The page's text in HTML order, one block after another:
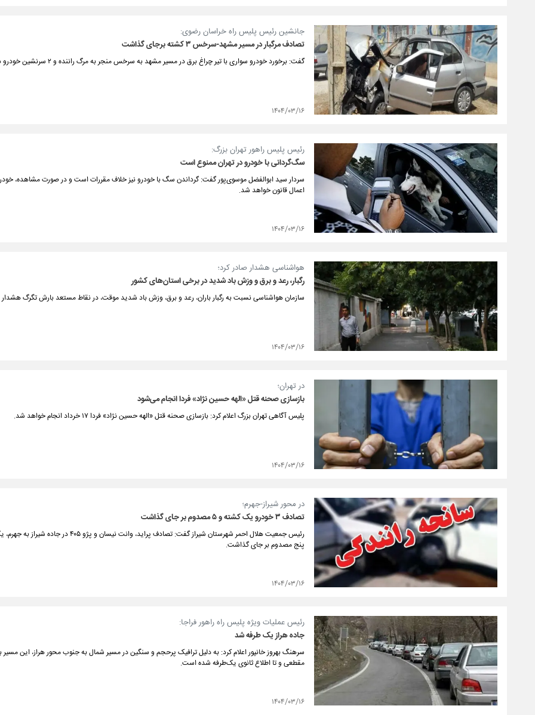
جانشین رئیس پلیس راه خراسان رضوی:
تصادف مرگبار در مسیر مشهد-سرخس ۳ کشته برجای گذاشت
گفت: برخورد خودرو سواری با تیر چراغ برق در مسیر مشهد به سرخس منجر به مرگ راننده و ۲ سرنشین خودرو شد.
۱۴۰۴/۰۳/۱۶
رئیس پلیس راهور تهران بزرگ:
سگ‌گردانی با خودرو در تهران ممنوع است
سردار سید ابوالفضل موسوی‌پور گفت: گرداندن سگ با خودرو نیز خلاف مقررات است و در صورت مشاهده،
اعمال قانون خواهد شد.
۱۴۰۴/۰۳/۱۶
هواشناسی هشدار صادر کرد؛
رگبار، رعد و برق و وزش باد شدید در برخی استان‌های کشور
سازمان هواشناسی نسبت به رگبار باران، رعد و برق، وزش باد شدید موقت، در نقاط مستعد بارش تگرگ هشدار
۱۴۰۴/۰۳/۱۶
در تهران؛
بازسازی صحنه قتل «الهه حسین نژاد» فردا انجام می‌شود
پلیس آگاهی تهران بزرگ اعلام کرد: بازسازی صحنه قتل «الهه حسین نژاد» فردا ۱۷ خرداد انجام خواهد شد.
۱۴۰۴/۰۳/۱۶
در محور شیراز-جهرم؛
تصادف ۳ خودرو یک کشته و ۵ مصدوم بر جای گذاشت
رئیس جمعیت هلال احمر شهرستان شیراز گفت: تصادف پراید، وانت نیسان و پژو
پنج مصدوم بر جای گذاشت.
۱۴۰۴/۰۳/۱۶
رئیس عملیات ویژه پلیس راه راهور فراجا:
جاده هراز یک طرفه شد
سرهنگ بهروز خانپور اعلام کرد: به دلیل ترافیک پرحجم و سنگین در مسیر شمال به جنوب محور هراز، این
مقطعی و تا اطلاع ثانوی یک‌طرفه شده است.
۱۴۰۴/۰۳/۱۶